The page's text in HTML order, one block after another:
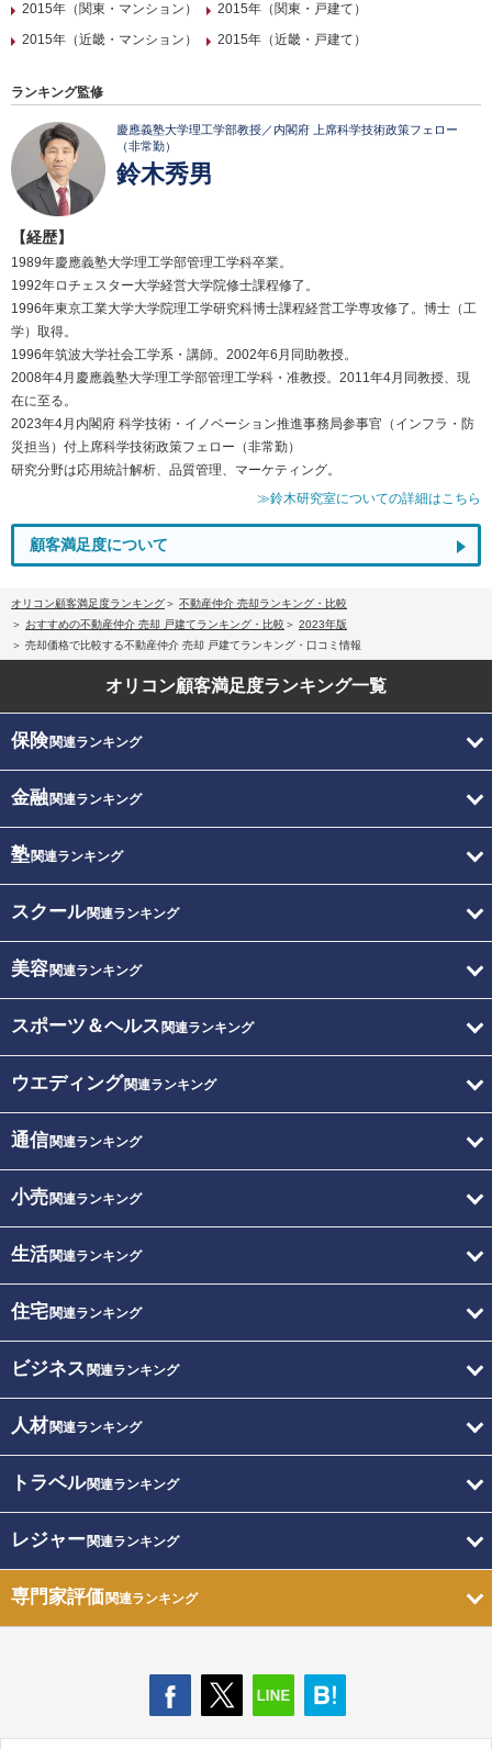
2015年（関東・マンション）
2015年（関東・戸建て）
2015年（近畿・マンション）
2015年（近畿・戸建て）
ランキング監修
慶應義塾大学理工学部教授／内閣府 上席科学技術政策フェロー
（非常勤）
鈴木秀男
【経歴】
1989年慶應義塾大学理工学部管理工学科卒業。
1992年ロチェスター大学経営大学院修士課程修了。
1996年東京工業大学大学院理工学研究科博士課程経営工学専攻修了。博士（工
学）取得。
1996年筑波大学社会工学系・講師。2002年6月同助教授。
2008年4月慶應義塾大学理工学部管理工学科・准教授。2011年4月同教授、現
在に至る。
2023年4月内閣府 科学技術・イノベーション推進事務局参事官（インフラ・防
災担当）付上席科学技術政策フェロー（非常勤）
研究分野は応用統計解析、品質管理、マーケティング。
≫鈴木研究室についての詳細はこちら
顧客満足度について
オリコン顧客満足度ランキング
不動産仲介 売却ランキング・比較
おすすめの不動産仲介 売却 戸建てランキング・比較
2023年版
売却価格で比較する不動産仲介 売却 戸建てランキング・口コミ情報
オリコン顧客満足度ランキング一覧
保険関連ランキング
金融関連ランキング
塾関連ランキング
スクール関連ランキング
美容関連ランキング
スポーツ＆ヘルス 関連ランキング
ウエディング関連ランキング
通信関連ランキング
小売関連ランキング
生活関連ランキング
住宅関連ランキング
ビジネス 関連ランキング
人材関連ランキング
トラベル関連ランキング
レジャー関連ランキング
専門家評価関連ランキング